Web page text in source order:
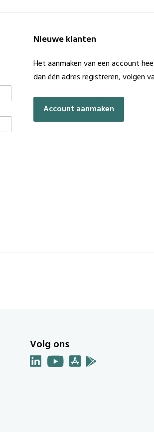
Nieuwe klanten
Het aanmaken van een account
dan één adres registreren, volgen
Account aanmaken
Volg ons